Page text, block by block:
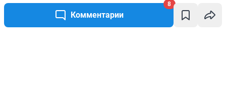
Комментарии
8